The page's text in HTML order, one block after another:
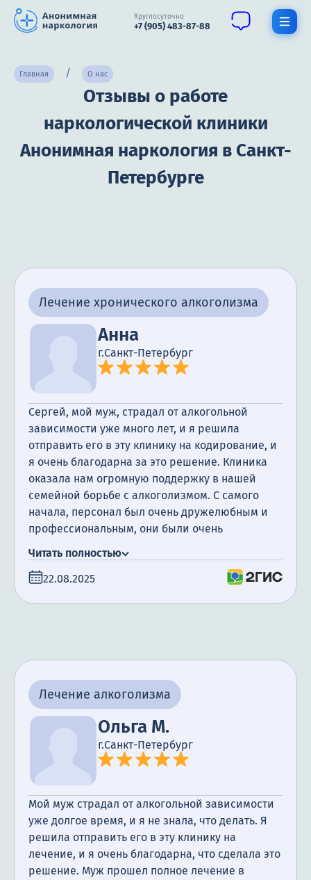
Круглосуточно
+7 (905) 483-87-88
Наркомания
Цены
Терапия
Круглосуточно, анонимно
+7 (905) 483-87-88
Адрес call-центра
Санкт-Петербург, Воронежская улица, 14
Главная О нас
Отзывы о работе
наркологической клиники
Анонимная наркология в Санкт-
Петербурге
Лечение хронического алкоголизма
Анна
г.Санкт-Петербург
Сергей, мой муж, страдал от алкогольной
зависимости уже много лет, и я решила
отправить его в эту клинику на кодирование, и
я очень благодарна за это решение. Клиника
оказала нам огромную поддержку в нашей
семейной борьбе с алкоголизмом. С самого
начала, персонал был очень дружелюбным и
профессиональным, они были очень
Кодирование прошло очень гладко, и мой муж
начал ощущать улучшение своего здоровья.
не только помогла моему мужу избавиться от
зависимости, но и обеспечила нам поддержку
на всем пути к выздоровлению. Я очень
благодарна всему персоналу и рекомендую эту
клинику всем, кто столкнулся с проблемой
алкоголизма в своей жизни.
Читать полностью
22.08.2025
Лечение алкоголизма
Ольга М.
г.Санкт-Петербург
Мой муж страдал от алкогольной зависимости
уже долгое время, и я не знала, что делать. Я
решила отправить его в эту клинику на
лечение, и я очень благодарна, что сделала это
решение. Муж прошел полное лечение в